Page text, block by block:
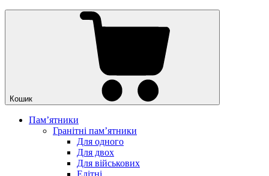
Кошик
Памʼятники
Гранітні пам’ятники
Для одного
Для двох
Для військових
Елітні